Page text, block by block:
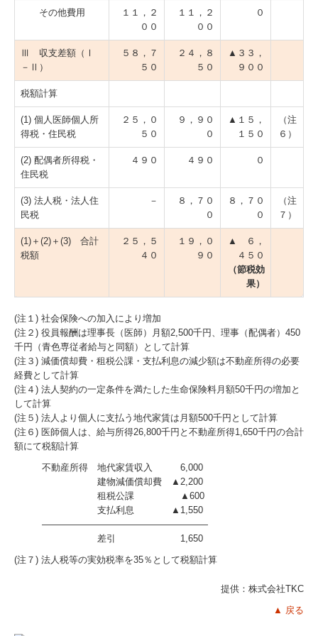
その他費用
１１，２
００
１１，２
００
０
Ⅲ 収支差額（Ⅰ
－Ⅱ）
５８，７
５０
２４，８
５０
▲３３，
９００
税額計算
(1) 個人医師個人所
得税・住民税
２５，０
５０
９，９０
０
▲１５，
１５０
（注
６）
(2) 配偶者所得税・
住民税
４９０ ４９０ ０
(3) 法人税・法人住
民税
－
８，７０
０
８，７０
０
（注
７）
(1)＋(2)＋(3) 合計
税額
２５，５
４０
１９，０
９０
▲ ６，
４５０
（節税効
果）
(注１) 社会保険への加入により増加
(注２) 役員報酬は理事長（医師）月額2,500千円、理事（配偶者）450
千円（青色専従者給与と同額）として計算
(注３) 減価償却費・租税公課・支払利息の減少額は不動産所得の必要
経費として計算
(注４) 法人契約の一定条件を満たした生命保険料月額50千円の増加と
して計算
(注５) 法人より個人に支払う地代家賃は月額500千円として計算
(注６) 医師個人は、給与所得26,800千円と不動産所得1,650千円の合計
額にて税額計算
不動産所得 地代家賃収入 6,000
建物減価償却費 ▲2,200
租税公課 ▲600
支払利息 ▲1,550
――――――――――――――――――
差引 1,650
(注７) 法人税等の実効税率を35％として税額計算
提供：株式会社TKC
▲ 戻る